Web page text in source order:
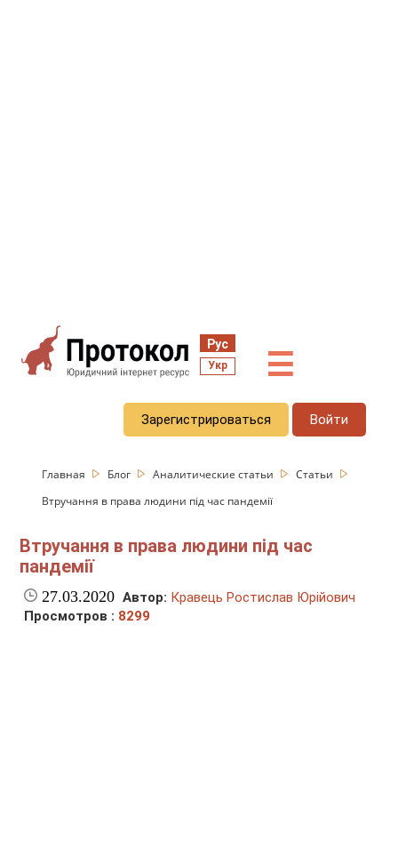
Рус
Укр ☰
Зарегистрироваться Войти
Главная Блог Аналитические статьи
Статьи
Втручання в права людини під час пандемії
Втручання в права людини під час
пандемії
27.03.2020 Автор: Кравець Ростислав Юрійович
Просмотров : 8299